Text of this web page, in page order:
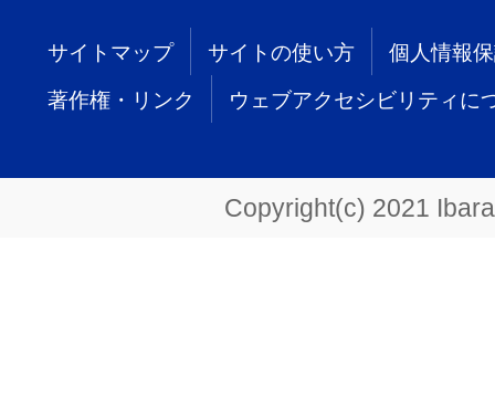
サイトマップ サイトの使い方 個人情報
著作権・リンク ウェブアクセシビリティに
Copyright(c) 2021